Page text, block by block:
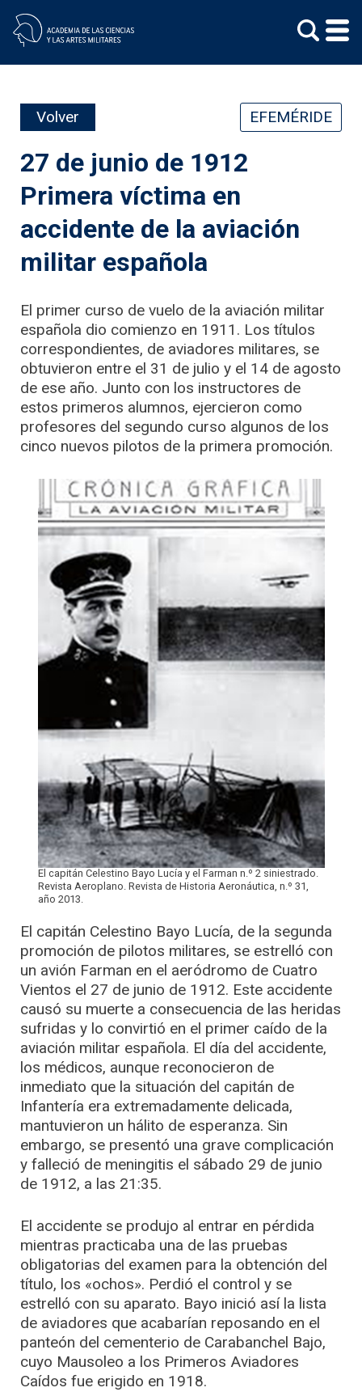
content
Volver EFEMÉRIDE
27 de junio de 1912
Primera víctima en
accidente de la aviación
militar española
El primer curso de vuelo de la aviación militar
española dio comienzo en 1911. Los títulos
correspondientes, de aviadores militares, se
obtuvieron entre el 31 de julio y el 14 de agosto
de ese año. Junto con los instructores de
estos primeros alumnos, ejercieron como
profesores del segundo curso algunos de los
cinco nuevos pilotos de la primera promoción.
El capitán Celestino Bayo Lucía y el Farman n.º 2 siniestrado.
Revista Aeroplano. Revista de Historia Aeronáutica, n.º 31,
año 2013.
El capitán Celestino Bayo Lucía, de la segunda
promoción de pilotos militares, se estrelló con
un avión Farman en el aeródromo de Cuatro
Vientos el 27 de junio de 1912. Este accidente
causó su muerte a consecuencia de las heridas
sufridas y lo convirtió en el primer caído de la
aviación militar española. El día del accidente,
los médicos, aunque reconocieron de
inmediato que la situación del capitán de
Infantería era extremadamente delicada,
mantuvieron un hálito de esperanza. Sin
embargo, se presentó una grave complicación
y falleció de meningitis el sábado 29 de junio
de 1912, a las 21:35.
El accidente se produjo al entrar en pérdida
mientras practicaba una de las pruebas
obligatorias del examen para la obtención del
título, los «ochos». Perdió el control y se
estrelló con su aparato. Bayo inició así la lista
de aviadores que acabarían reposando en el
panteón del cementerio de Carabanchel Bajo,
cuyo Mausoleo a los Primeros Aviadores
Caídos fue erigido en 1918.